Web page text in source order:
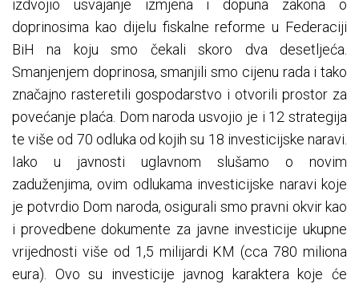
izdvojio usvajanje izmjena i dopuna zakona o
doprinosima kao dijelu fiskalne reforme u Federaciji
BiH na koju smo čekali skoro dva desetljeća.
Smanjenjem doprinosa, smanjili smo cijenu rada i tako
značajno rasteretili gospodarstvo i otvorili prostor za
povećanje plaća. Dom naroda usvojio je i 12 strategija
te više od 70 odluka od kojih su 18 investicijske naravi.
Iako u javnosti uglavnom slušamo o novim
zaduženjima, ovim odlukama investicijske naravi koje
je potvrdio Dom naroda, osigurali smo pravni okvir kao
i provedbene dokumente za javne investicije ukupne
vrijednosti više od 1,5 milijardi KM (cca 780 miliona
eura). Ovo su investicije javnog karaktera koje će